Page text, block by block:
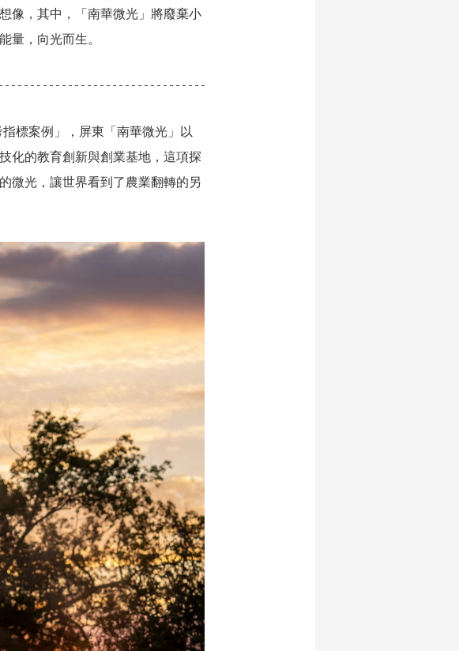
像，其中，「南華微光」將廢棄小
能量，向光而生。
標案例」，屏東「南華微光」以
化的教育創新與創業基地，這項探
微光，讓世界看到了農業翻轉的另